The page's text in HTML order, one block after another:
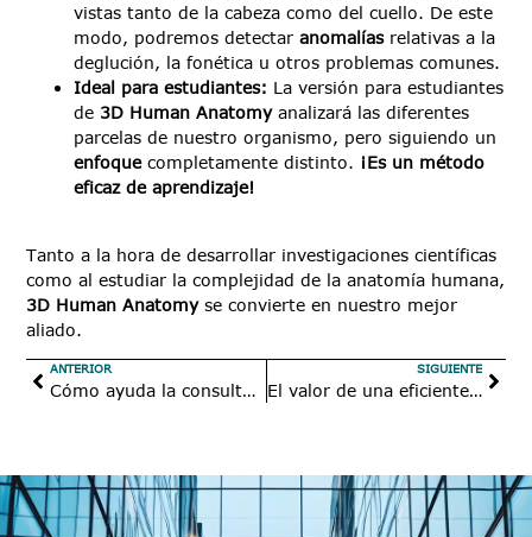
vistas tanto de la cabeza como del cuello. De este
modo, podremos detectaranomalíasrelativas a la
deglución, la fonética u otros problemas comunes.
Ideal para estudiantes: La versión para estudiantes
de 3D Human Anatomyanalizará las diferentes
parcelas de nuestro organismo, pero siguiendo un
enfoquecompletamente distinto. ¡Es un método
eficaz de aprendizaje!
Tanto a la hora de desarrollar investigaciones científicas
como al estudiar la complejidad de la anatomía humana,
3D Human Anatomyse convierte en nuestro mejor
aliado.
ANTERIOR
Cómo ayuda la consultoría documental en las debilidades del tratamiento de información de tu empresa
SIGUIENTE
El valor de una eficiente captura de datos